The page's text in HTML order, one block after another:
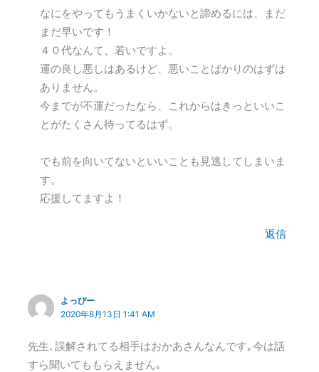
なにをやってもうまくいかないと諦めるには、まだ
まだ早いです！
４０代なんて、若いですよ。
運の良し悪しはあるけど、悪いことばかりのはずは
ありません。
今までが不運だったなら、これからはきっといいこ
とがたくさん待ってるはず。
でも前を向いてないといいことも見逃してしまいま
す。
応援してますよ！
返信
よっぴー
2020年8月13日 1:41 AM
先生､誤解されてる相手はおかあさんなんです｡今は話
すら聞いてももらえません｡